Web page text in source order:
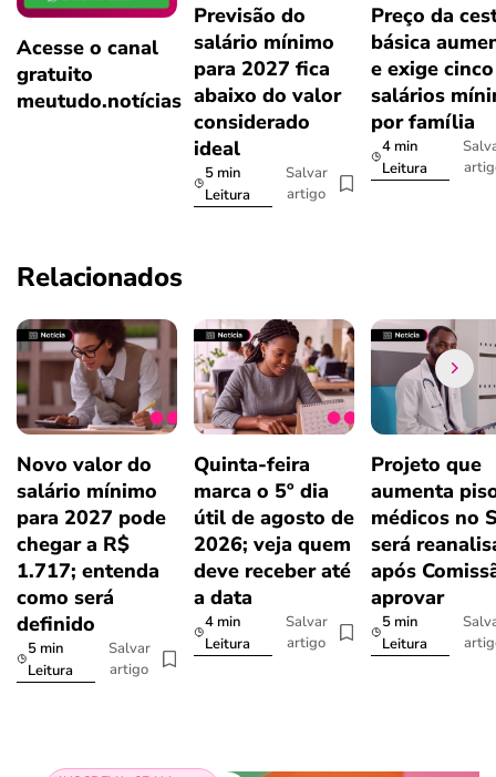
Acesse o canal
gratuito
meutudo.notícias
Previsão do
salário mínimo
para 2027 fica
abaixo do valor
considerado
ideal
5 min
Leitura
Salvar
artigo
Preço da
básica
e exige cinco
salários
por família
4 min
Leitura
Relacionados
Novo valor do
salário mínimo
para 2027 pode
chegar a R$
1.717; entenda
como será
definido
5 min
Leitura
Salvar
artigo
Quinta-feira
marca o 5º dia
útil de agosto de
2026; veja quem
deve receber até
a data
4 min
Leitura
Salvar
artigo
Projeto que
aumenta
médicos no
será
após
aprovar
5 min
Leitura